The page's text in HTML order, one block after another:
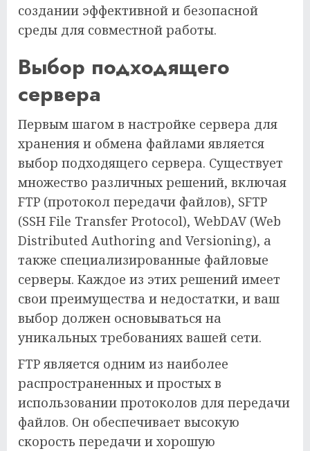
создании эффективной и безопасной
среды для совместной работы.
Выбор подходящего
сервера
Первым шагом в настройке сервера для
хранения и обмена файлами является
выбор подходящего сервера. Существует
множество различных решений, включая
FTP (протокол передачи файлов), SFTP
(SSH File Transfer Protocol), WebDAV (Web
Distributed Authoring and Versioning), а
также специализированные файловые
серверы. Каждое из этих решений имеет
свои преимущества и недостатки, и ваш
выбор должен основываться на
уникальных требованиях вашей сети.
FTP является одним из наиболее
распространенных и простых в
использовании протоколов для передачи
файлов. Он обеспечивает высокую
скорость передачи и хорошую